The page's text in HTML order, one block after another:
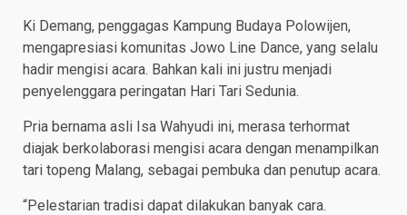
Ki Demang, penggagas Kampung Budaya Polowijen,
mengapresiasi komunitas Jowo Line Dance, yang selalu
hadir mengisi acara. Bahkan kali ini justru menjadi
penyelenggara peringatan Hari Tari Sedunia.
Pria bernama asli Isa Wahyudi ini, merasa terhormat
diajak berkolaborasi mengisi acara dengan menampilkan
tari topeng Malang, sebagai pembuka dan penutup acara.
“Pelestarian tradisi dapat dilakukan banyak cara.